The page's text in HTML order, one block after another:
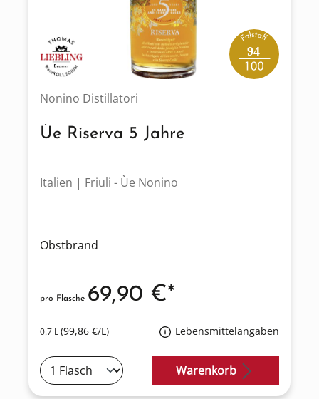
94
Nonino Distillatori
Ùe Riserva 5 Jahre
Italien | Friuli - Ùe Nonino
Obstbrand
0.7 L(99,86 €/L) Lebensmittelangaben
pro Flasche 69,90 €*
Warenkorb